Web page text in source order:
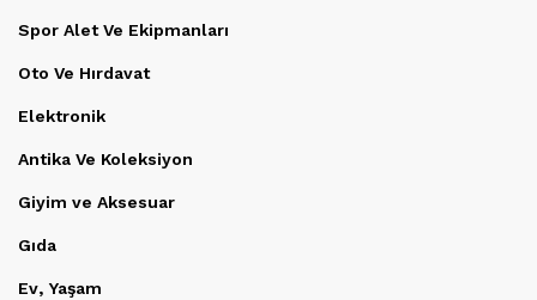
Spor Alet Ve Ekipmanları
Oto Ve Hırdavat
Elektronik
Antika Ve Koleksiyon
Giyim ve Aksesuar
Gıda
Ev, Yaşam